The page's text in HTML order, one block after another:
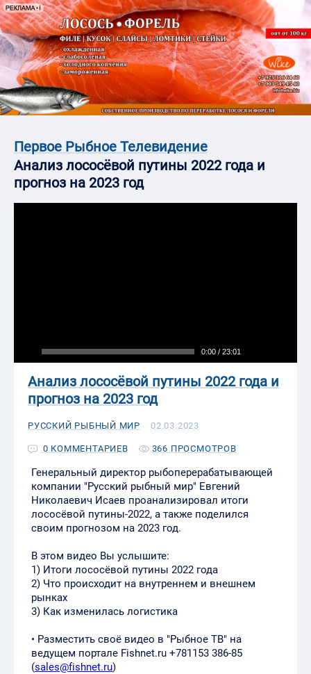
Первое Рыбное Телевидение
Анализ лососёвой путины 2022 года и
прогноз на 2023 год
0:00 / 23:01
Анализ лососёвой путины 2022 года и
прогноз на 2023 год
РУССКИЙ РЫБНЫЙ МИР 02.03.2023
0 КОММЕНТАРИЕВ 366 ПРОСМОТРОВ
Генеральный директор рыбоперерабатывающей
компании "Русский рыбный мир" Евгений
Николаевич Исаев проанализировал итоги
лососёвой путины-2022, а также поделился
своим прогнозом на 2023 год.
В этом видео Вы услышите:
1) Итоги лососёвой путины 2022 года
2) Что происходит на внутреннем и внешнем
рынках
3) Как изменилась логистика
• Разместить своё видео в "Рыбное ТВ" на
ведущем портале Fishnet.ru +781153 386-85
(sales@fishnet.ru)